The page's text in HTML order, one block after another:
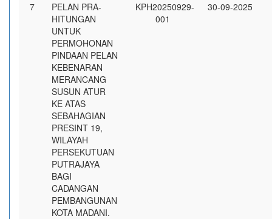
7
PELAN PRA-
HITUNGAN
UNTUK
PERMOHONAN
PINDAAN PELAN
KEBENARAN
MERANCANG
SUSUN ATUR
KE ATAS
SEBAHAGIAN
PRESINT 19,
WILAYAH
PERSEKUTUAN
PUTRAJAYA
BAGI
CADANGAN
PEMBANGUNAN
KOTA MADANI.
KPH20250929-
001
30-09-2025